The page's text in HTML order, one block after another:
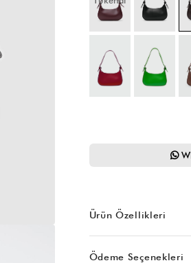
Ürün Özellikleri
Ödeme Seçenekleri